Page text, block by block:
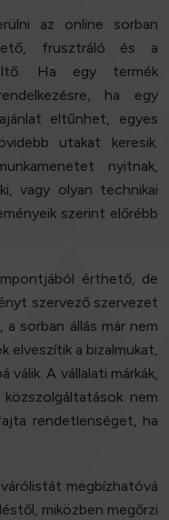
az online sorban
frusztráló és a
Ha egy termék
ha egy
eltűnhet, egyes
utakat keresik.
nyitnak,
vagy olyan technikai
szerint előrébb
érthető, de
szervező szervezet
a sorban állás már nem
elveszítik a bizalmukat,
válik. A vállalati márkák,
nem
rendetlenséget, ha
megbízhatóvá
miközben megőrzi